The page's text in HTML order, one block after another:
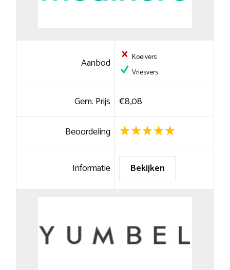
Aanbod
Koelvers
Vriesvers
Gem. Prijs €8,08
Beoordeling
Informatie Bekijken